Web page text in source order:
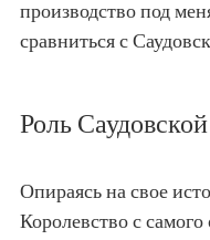
производство под
сравниться с
Роль
Опираясь на свое
Королевство с